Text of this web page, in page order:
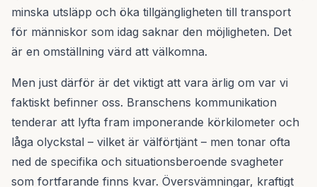
minska utsläpp och öka tillgängligheten till transport
för människor som idag saknar den möjligheten. Det
är en omställning värd att välkomna.
Men just därför är det viktigt att vara ärlig om var vi
faktiskt befinner oss. Branschens kommunikation
tenderar att lyfta fram imponerande körkilometer och
låga olyckstal – vilket är välförtjänt – men tonar ofta
ned de specifika och situationsberoende svagheter
som fortfarande finns kvar. Översvämningar, kraftigt